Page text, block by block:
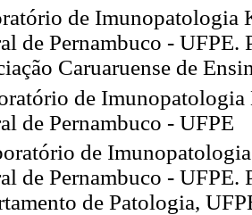
de
de Pernambuco - UFPE.
Caruaruense de
de
de Pernambuco - UFPE
de
de Pernambuco -
de Patologia,